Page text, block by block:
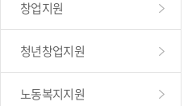
창업지원
청년창업지원
노동복지지원